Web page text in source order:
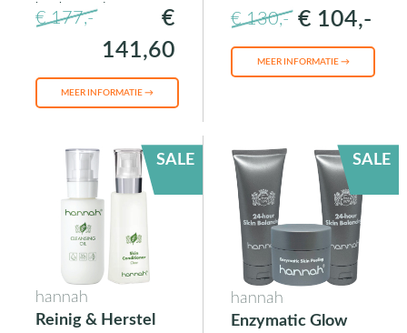
beschermende en
normaliserende werking
€ 177,-
€
141,60
MEER INFORMATIE →
€ 130,- € 104,-
MEER INFORMATIE →
SALE
hannah
Reinig & Herstel
SALE
hannah
Enzymatic Glow